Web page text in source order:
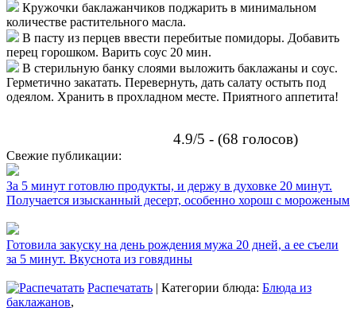
Кружочки баклажанчиков поджарить в минимальном
количестве растительного масла.
В пасту из перцев ввести перебитые помидоры. Добавить
перец горошком. Варить соус 20 мин.
В стерильную банку слоями выложить баклажаны и соус.
Герметично закатать. Перевернуть, дать салату остыть под
одеялом. Хранить в прохладном месте. Приятного аппетита!
4.9/5 - (68 голосов)
Свежие публикации:
За 5 минут готовлю продукты, и держу в духовке 20 минут.
Получается изысканный десерт, особенно хорош с мороженым
Готовила закуску на день рождения мужа 20 дней, а ее съели
за 5 минут. Вкуснота из говядины
Распечатать | Категории блюда: Блюда из
баклажанов,